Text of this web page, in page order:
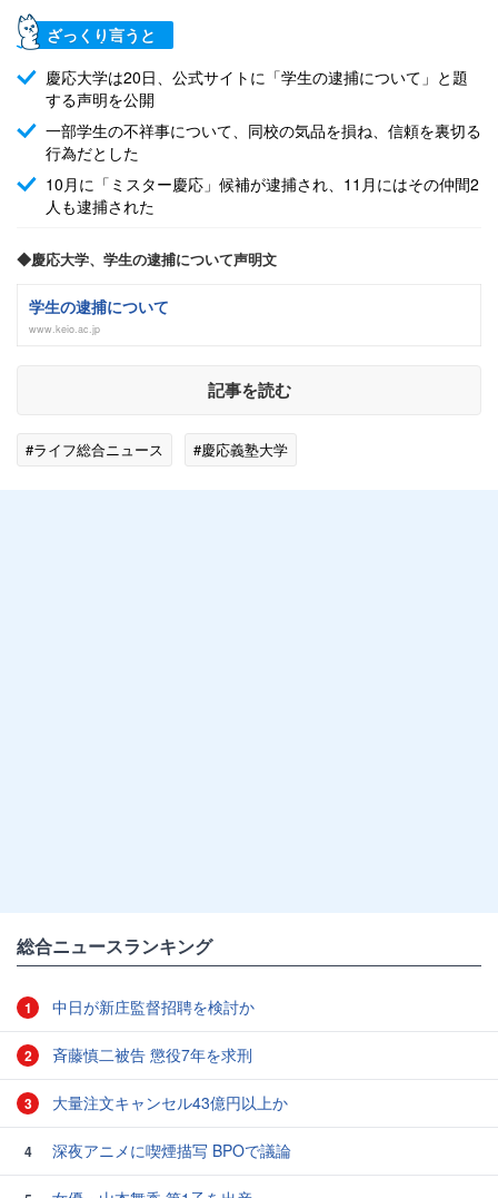
ざっくり言うと
慶応大学は20日、公式サイトに「学生の逮捕について」と題
する声明を公開
一部学生の不祥事について、同校の気品を損ね、信頼を裏切る
行為だとした
10月に「ミスター慶応」候補が逮捕され、11月にはその仲間2
人も逮捕された
◆慶応大学、学生の逮捕について声明文
学生の逮捕について
www.keio.ac.jp
記事を読む
#ライフ総合ニュース #慶応義塾大学
総合ニュースランキング
1 中日が新庄監督招聘を検討か
2 斉藤慎二被告 懲役7年を求刑
3 大量注文キャンセル43億円以上か
4 深夜アニメに喫煙描写 BPOで議論